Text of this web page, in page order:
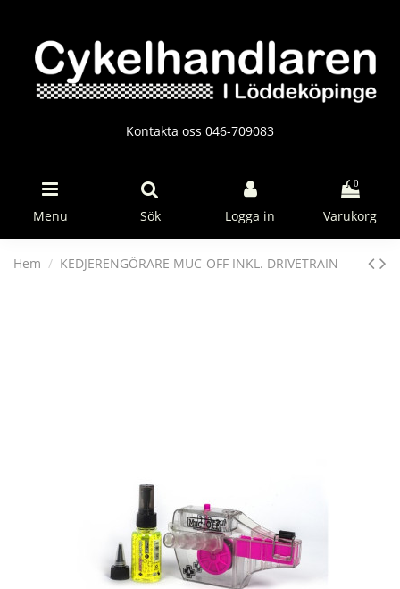
Kontakta oss 046-709083
Menu Sök Logga in
0
Varukorg
Hem KEDJERENGÖRARE MUC-OFF INKL. DRIVETRAIN